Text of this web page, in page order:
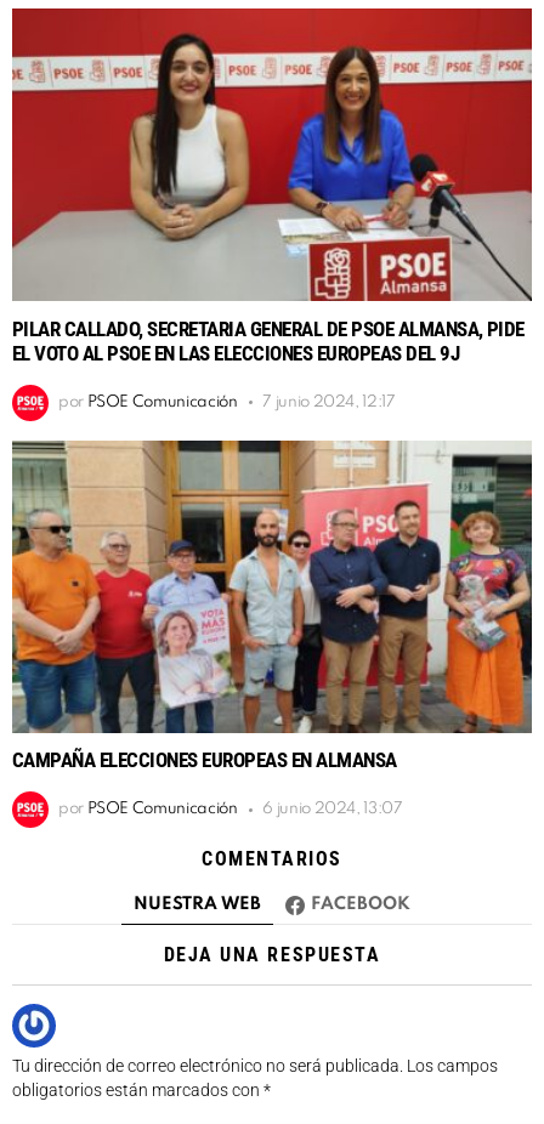
PILAR CALLADO, SECRETARIA GENERAL DE PSOE ALMANSA, PIDE
EL VOTO AL PSOE EN LAS ELECCIONES EUROPEAS DEL 9J
por PSOE Comunicación 7 junio 2024, 12:17
CAMPAÑA ELECCIONES EUROPEAS EN ALMANSA
por PSOE Comunicación 6 junio 2024, 13:07
COMENTARIOS
NUESTRA WEB FACEBOOK
DEJA UNA RESPUESTA
Tu dirección de correo electrónico no será publicada. Los campos
obligatorios están marcados con *